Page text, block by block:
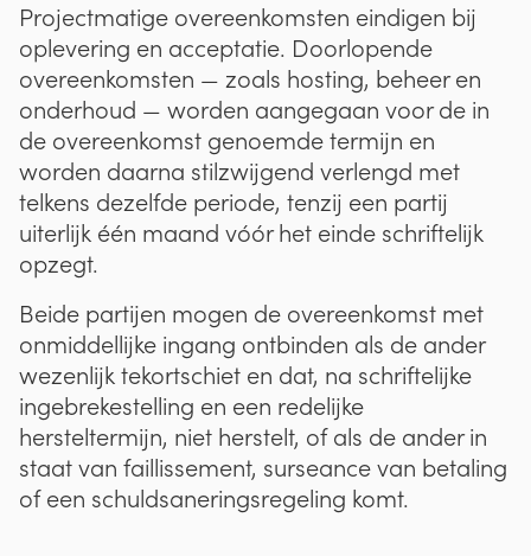
Projectmatige overeenkomsten eindigen bij
oplevering en acceptatie. Doorlopende
overeenkomsten — zoals hosting, beheer en
onderhoud — worden aangegaan voor de in
de overeenkomst genoemde termijn en
worden daarna stilzwijgend verlengd met
telkens dezelfde periode, tenzij een partij
uiterlijk één maand vóór het einde schriftelijk
opzegt.
Beide partijen mogen de overeenkomst met
onmiddellijke ingang ontbinden als de ander
wezenlijk tekortschiet en dat, na schriftelijke
ingebrekestelling en een redelijke
hersteltermijn, niet herstelt, of als de ander in
staat van faillissement, surseance van betaling
of een schuldsaneringsregeling komt.